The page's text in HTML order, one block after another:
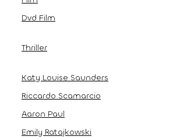
Dvd Film
Thriller
Katy Louise Saunders
Riccardo Scamarcio
Aaron Paul
Emily Ratajkowski